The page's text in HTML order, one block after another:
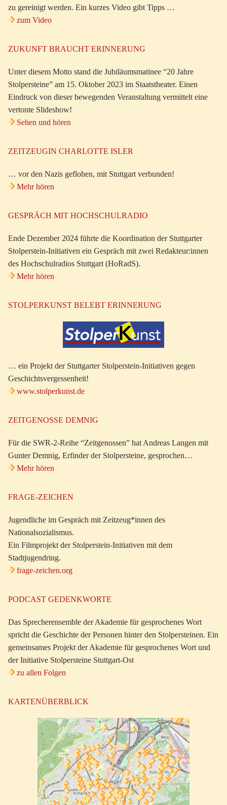
zu gereinigt werden. Ein kurzes Video gibt Tipps …
zum Video
ZUKUNFT BRAUCHT ERINNERUNG
Unter diesem Motto stand die Jubiläumsmatinee “20 Jahre
Stolpersteine” am 15. Oktober 2023 im Staatstheater. Einen
Eindruck von dieser bewegenden Veranstaltung vermittelt eine
vertonte Slideshow!
Sehen und hören
ZEITZEUGIN CHARLOTTE ISLER
… vor den Nazis geflohen, mit Stuttgart verbunden!
Mehr hören
GESPRÄCH MIT HOCHSCHULRADIO
Ende Dezember 2024 führte die Koordination der Stuttgarter
Stolperstein-Initiativen ein Gespräch mit zwei Redakteur:innen
des Hochschulradios Stuttgart (HoRadS).
Mehr hören
STOLPERKUNST BELEBT ERINNERUNG
… ein Projekt der Stuttgarter Stolperstein-Initiativen gegen
Geschichtsvergessenheit!
www.stolperkunst.de
ZEITGENOSSE DEMNIG
Für die SWR-2-Reihe “Zeitgenossen” hat Andreas Langen mit
Gunter Demnig, Erfinder der Stolpersteine, gesprochen…
Mehr hören
FRAGE-ZEICHEN
Jugendliche im Gespräch mit Zeitzeug*innen des
Nationalsozialismus.
Ein Filmprojekt der Stolperstein-Initiativen mit dem
Stadtjugendring.
frage-zeichen.org
PODCAST GEDENKWORTE
Das Sprecherensemble der Akademie für gesprochenes Wort
spricht die Geschichte der Personen hinter den Stolpersteinen. Ein
gemeinsames Projekt der Akademie für gesprochenes Wort und
der Initiative Stolpersteine Stuttgart-Ost
zu allen Folgen
KARTENÜBERBLICK